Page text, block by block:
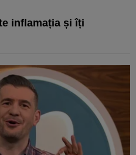
inflamația și îți